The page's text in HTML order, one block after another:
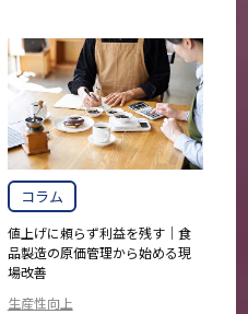
売上拡大 (16)
データ活用 (30)
プロセス・ロードマップ (13)
コラム
値上げに頼らず利益を残す｜食
品製造の原価管理から始める現
場改善
生産性向上